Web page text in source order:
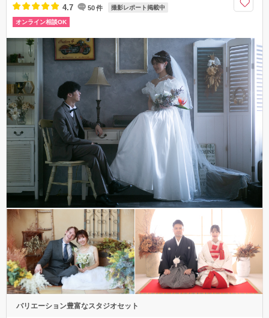
4.7 50件 撮影レポート掲載中
オンライン相談OK
バリエーション豊富なスタジオセット